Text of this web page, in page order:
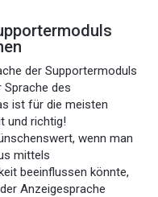
der Supportermoduls
des
ist für die meisten
und richtig!
wenn man
mittels
beeinflussen könnte,
Anzeigesprache